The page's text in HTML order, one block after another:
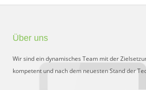
Schnittstelle für Preisvergleiche
Über uns
Wir sind ein dynamisches Team mit der
kompetent und nach dem neuesten Stand der